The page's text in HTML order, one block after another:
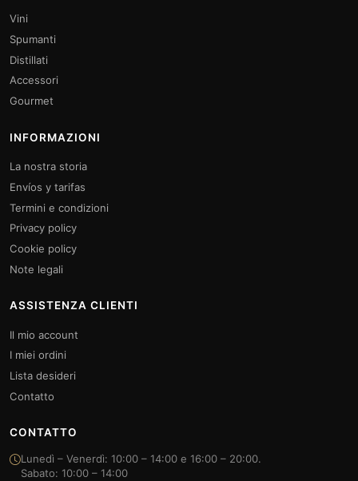
Vini
Spumanti
Distillati
Accessori
Gourmet
INFORMAZIONI
La nostra storia
Envíos y tarifas
Termini e condizioni
Privacy policy
Cookie policy
Note legali
ASSISTENZA CLIENTI
Il mio account
I miei ordini
Lista desideri
Contatto
CONTATTO
Lunedì – Venerdì: 10:00 – 14:00 e 16:00 – 20:00.
Sabato: 10:00 – 14:00